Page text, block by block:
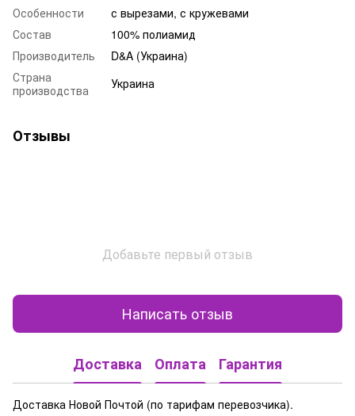
Особенности
с вырезами, с кружевами
Состав
100% полиамид
Производитель
D&A (Украина)
Страна
производства
Украина
Отзывы
Добавьте первый отзыв
Написать отзыв
Доставка Оплата Гарантия
Доставка Новой Почтой (по тарифам перевозчика).